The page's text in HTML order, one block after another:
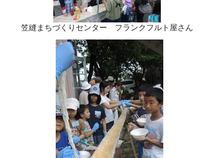
笠縫まちづくりセンター フランクフルト屋さん